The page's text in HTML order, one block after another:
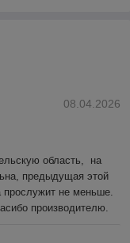
08.04.2026
область,  на
предыдущая этой
не меньше.
производителю.